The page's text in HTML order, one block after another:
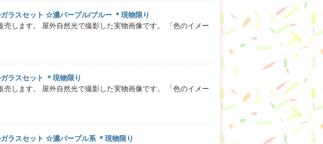
ラスセット ☆濃パープル/ブルー ＊現物限り
します。 屋外自然光で撮影した実物画像です。 「色のイメー
ラスセット ＊現物限り
します。 屋外自然光で撮影した実物画像です。 「色のイメー
ラスセット ☆濃パープル系 ＊現物限り